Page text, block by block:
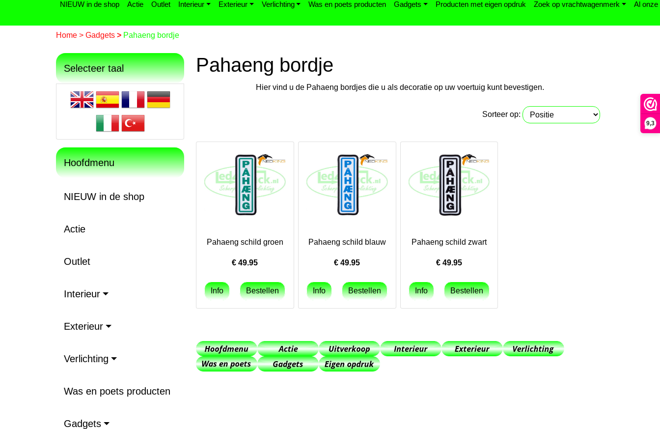
9,3
NIEUW in de shop Actie Outlet Interieur Exterieur Verlichting Was en poets producten Gadgets Producten met eigen opdruk Zoek op vrachtwagenmerk Al
Home > Gadgets > Pahaeng bordje
Selecteer taal
Hoofdmenu
NIEUW in de shop
Actie
Outlet
Interieur
Exterieur
Verlichting
Was en poets producten
Gadgets
Pahaeng bordje
Hier vind u de Pahaeng bordjes die u als decoratie op uw voertuig kunt bevestigen.
Sorteer op:
Pahaeng schild groen
€49.95
Pahaeng schild blauw
€49.95
Pahaeng schild zwart
€ 49.95